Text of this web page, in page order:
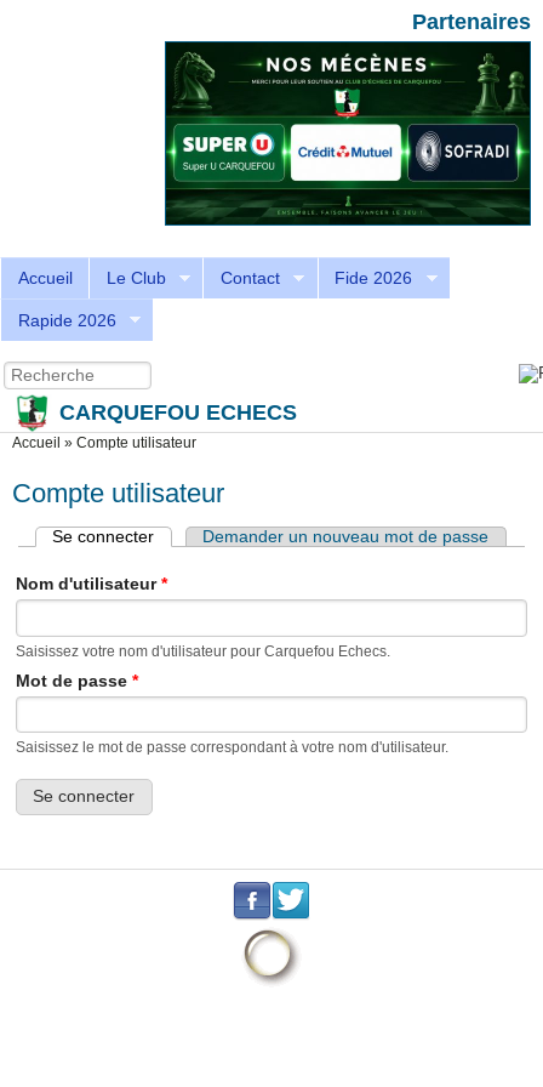
Partenaires
Accueil Le Club Contact Fide 2026
Rapide 2026
Formulaire de recherche
Recherche
CARQUEFOU ECHECS
Vous êtes ici
Accueil » Compte utilisateur
Compte utilisateur
Onglets principaux
Se connecter (onglet actif)Demander un nouveau mot de passe
Nom d'utilisateur *
Saisissez votre nom d'utilisateur pour Carquefou Echecs.
Mot de passe *
Saisissez le mot de passe correspondant à votre nom d'utilisateur.
. .